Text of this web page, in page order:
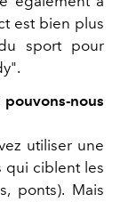
est bien plus
sport pour
nous
utiliser une
qui ciblent les
ponts). Mais